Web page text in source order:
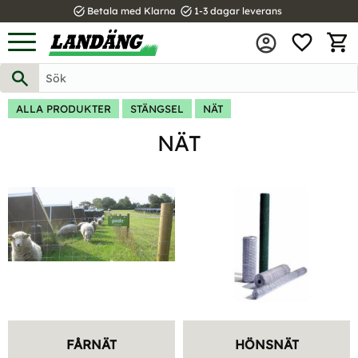
Meny
task_alt Betala med Klarna task_alt 1-3 dagar leverans
ALLA PRODUKTER STÄNGSEL NÄT
NÄT
FÅRNÄT HÖNSNÄT